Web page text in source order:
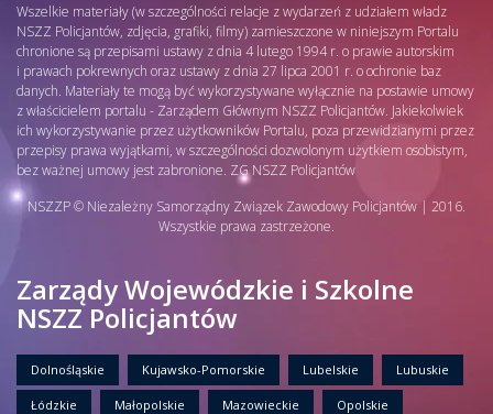
Wszelkie materiały (w szczególności relacje z wydarzeń z udziałem władz
NSZZ Policjantów, zdjęcia, grafiki, filmy) zamieszczone w niniejszym Portalu
chronione są przepisami ustawy z dnia 4 lutego 1994 r. o prawie autorskim
i prawach pokrewnych oraz ustawy z dnia 27 lipca 2001 r. o ochronie baz
danych. Materiały te mogą być wykorzystywane wyłącznie na postawie umowy
z właścicielem portalu - Zarządem Głównym NSZZ Policjantów. Jakiekolwiek
ich wykorzystywanie przez użytkowników Portalu, poza przewidzianymi przez
przepisy prawa wyjątkami, w szczególności dozwolonym użytkiem osobistym,
bez ważnej umowy jest zabronione. ZG NSZZ Policjantów
NSZZP © Niezależny Samorządny Związek Zawodowy Policjantów | 2016.
Wszystkie prawa zastrzeżone.
Zarządy Wojewódzkie i Szkolne
NSZZ Policjantów
Dolnośląskie Kujawsko-Pomorskie Lubelskie Lubuskie
Łódzkie Małopolskie Mazowieckie Opolskie